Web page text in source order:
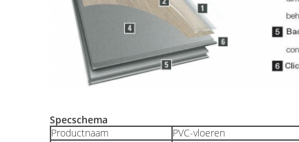
Specschema
Productnaam
PVC-vloeren